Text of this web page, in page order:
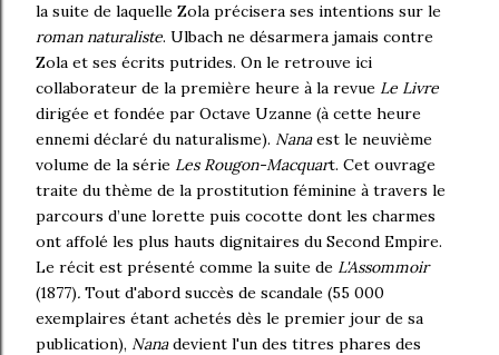
la suite de laquelle Zola précisera ses intentions sur le
roman naturaliste. Ulbach ne désarmera jamais contre
Zola et ses écrits putrides. On le retrouve ici
collaborateur de la première heure à la revue Le Livre
dirigée et fondée par Octave Uzanne (à cette heure
ennemi déclaré du naturalisme). Nanaest le neuvième
volume de la série Les Rougon-Macquart. Cet ouvrage
traite du thème de la prostitution féminine à travers le
parcours d’une lorette puis cocotte dont les charmes
ont affolé les plus hauts dignitaires du Second Empire.
Le récit est présenté comme la suite de L'Assommoir
(1877). Tout d'abord succès de scandale (55 000
exemplaires étant achetés dès le premier jour de sa
publication), Nanadevient l'un des titres phares des